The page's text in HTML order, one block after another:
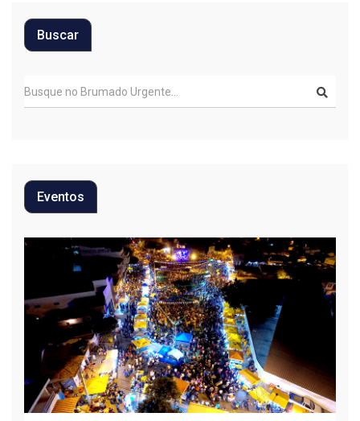
Buscar
Eventos